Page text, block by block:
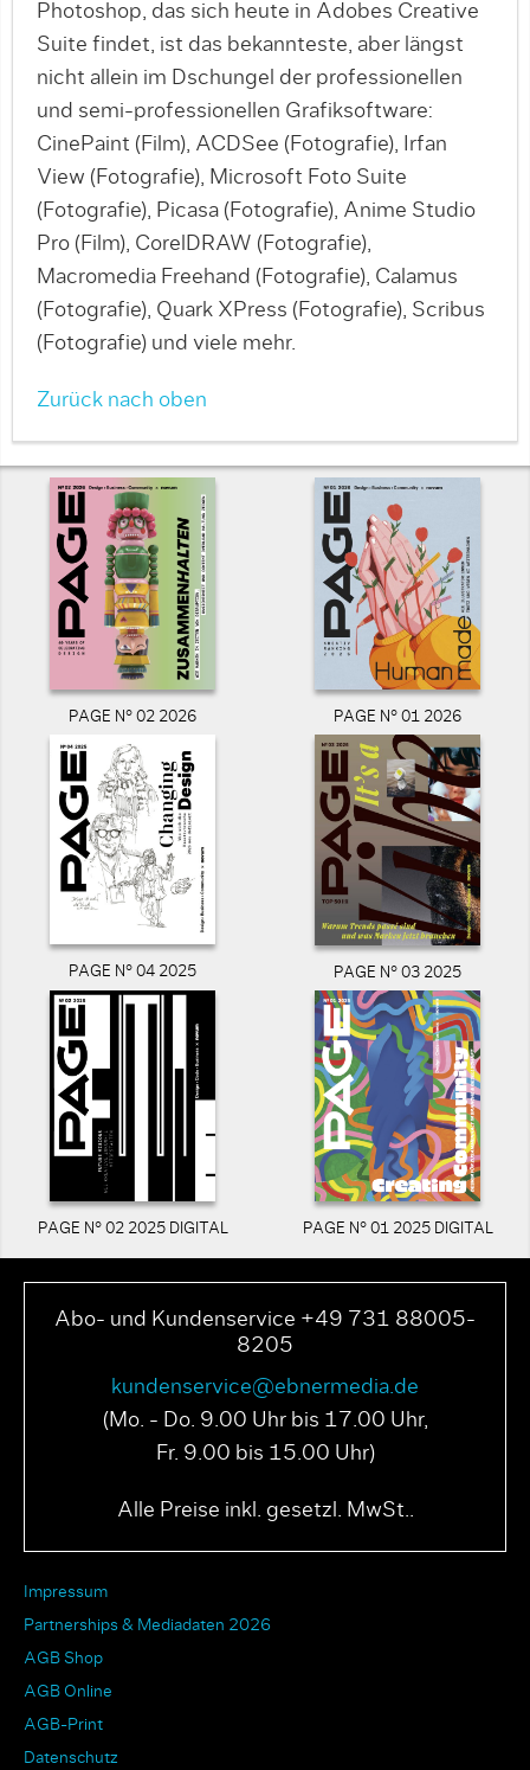
Photoshop, das sich heute in Adobes Creative
Suite findet, ist das bekannteste, aber längst
nicht allein im Dschungel der professionellen
und semi-professionellen Grafiksoftware:
CinePaint (Film), ACDSee (Fotografie), Irfan
View (Fotografie), Microsoft Foto Suite
(Fotografie), Picasa (Fotografie), Anime Studio
Pro (Film), CorelDRAW (Fotografie),
Macromedia Freehand (Fotografie), Calamus
(Fotografie), Quark XPress (Fotografie), Scribus
(Fotografie) und viele mehr.
Zurück nach oben
PAGE N° 02 2026 PAGE N° 01 2026
PAGE N° 04 2025 PAGE N° 03 2025
PAGE N° 02 2025 DIGITAL PAGE N° 01 2025 DIGITAL
Abo- und Kundenservice +49 731 88005-
8205
kundenservice@ebnermedia.de
(Mo. - Do. 9.00 Uhr bis 17.00 Uhr,
Fr. 9.00 bis 15.00 Uhr)
Alle Preise inkl. gesetzl. MwSt..
Impressum
Partnerships & Mediadaten 2026
AGB Shop
AGB Online
AGB-Print
Datenschutz